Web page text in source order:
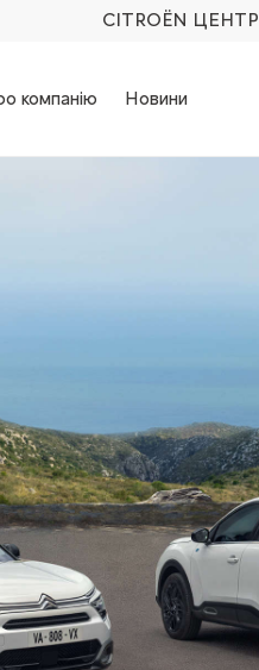
CITROËN ЦЕНТР
компанію Новини